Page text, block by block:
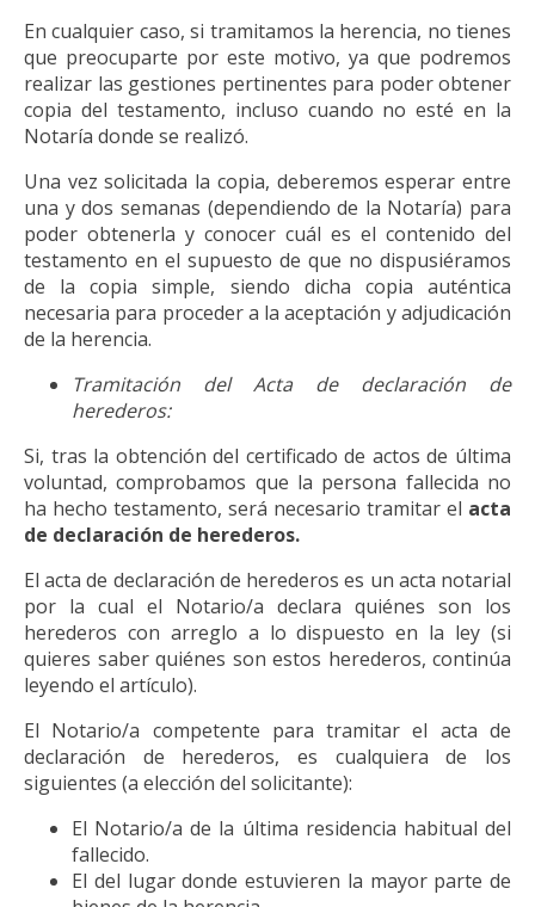
En cualquier caso, si tramitamos la herencia, no tienes
que preocuparte por este motivo, ya que podremos
realizar las gestiones pertinentes para poder obtener
copia del testamento, incluso cuando no esté en la
Notaría donde se realizó.
Una vez solicitada la copia, deberemos esperar entre
una y dos semanas (dependiendo de la Notaría) para
poder obtenerla y conocer cuál es el contenido del
testamento en el supuesto de que no dispusiéramos
de la copia simple, siendo dicha copia auténtica
necesaria para proceder a la aceptación y adjudicación
de la herencia.
Tramitación del Acta de declaración de
herederos:
Si, tras la obtención del certificado de actos de última
voluntad, comprobamos que la persona fallecida no
ha hecho testamento, será necesario tramitar el acta
de declaración de herederos.
El acta de declaración de herederos es un acta notarial
por la cual el Notario/a declara quiénes son los
herederos con arreglo a lo dispuesto en la ley (si
quieres saber quiénes son estos herederos, continúa
leyendo el artículo).
El Notario/a competente para tramitar el acta de
declaración de herederos, es cualquiera de los
siguientes (a elección del solicitante):
El Notario/a de la última residencia habitual del
fallecido.
El del lugar donde estuvieren la mayor parte de